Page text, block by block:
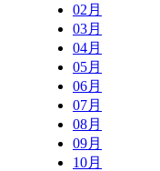
02月
03月
04月
05月
06月
07月
08月
09月
10月